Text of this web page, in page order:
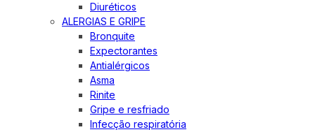
Diuréticos
ALERGIAS E GRIPE
Bronquite
Expectorantes
Antialérgicos
Asma
Rinite
Gripe e resfriado
Infecção respiratória